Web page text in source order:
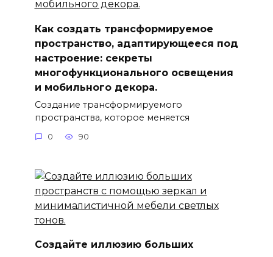
Как создать трансформируемое
пространство, адаптирующееся под
настроение: секреты
многофункционального освещения
и мобильного декора.
Создание трансформируемого
пространства, которое меняется
0 90
Создайте иллюзию больших